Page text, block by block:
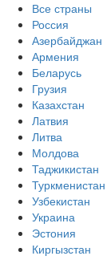
Все страны
Россия
Азербайджан
Армения
Беларусь
Грузия
Казахстан
Латвия
Литва
Молдова
Таджикистан
Туркменистан
Узбекистан
Украина
Эстония
Киргызстан